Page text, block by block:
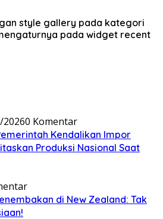
style gallery pada kategori
pada widget recent
0 Komentar
Kendalikan Impor
Produksi Nasional Saat
di New Zealand: Tak